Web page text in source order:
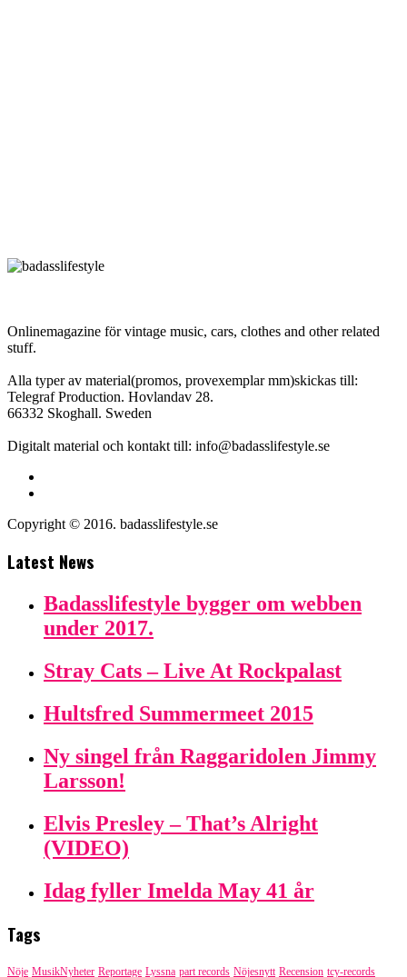
Onlinemagazine för vintage music, cars, clothes and other related
stuff.
Alla typer av material(promos, provexemplar mm)skickas till:
Telegraf Production. Hovlandav 28.
66332 Skoghall. Sweden
Digitalt material och kontakt till: info@badasslifestyle.se
Copyright © 2016. badasslifestyle.se
Latest News
Badasslifestyle bygger om webben
under 2017.
Stray Cats – Live At Rockpalast
Hultsfred Summermeet 2015
Ny singel från Raggaridolen Jimmy
Larsson!
Elvis Presley – That’s Alright
(VIDEO)
Idag fyller Imelda May 41 år
Tags
Nöje MusikNyheter Reportage Lyssna part records Nöjesnytt Recension tcy-records